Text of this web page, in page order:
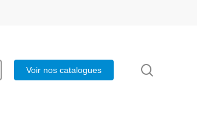
Voir nos catalogues